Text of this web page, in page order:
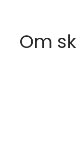
Om